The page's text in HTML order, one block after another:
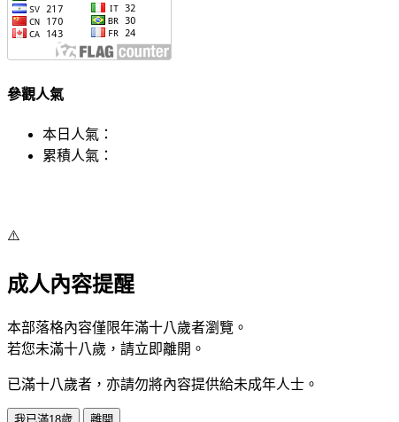
參觀人氣
本日人氣：
累積人氣：
⚠️
成人內容提醒
本部落格內容僅限年滿十八歲者瀏覽。
若您未滿十八歲，請立即離開。
已滿十八歲者，亦請勿將內容提供給未成年人士。